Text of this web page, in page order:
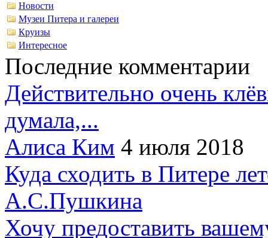
Новости
Музеи Питера и галереи
Круизы
Интересное
Последние комментарии
Действительно очень
думала,...
Алиса Ким 4 июля 2018
Куда сходить в Питере
А.С.Пушкина
Хочу предоставить